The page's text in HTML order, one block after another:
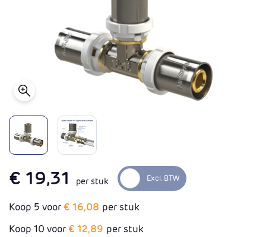
€ 19,31 per stuk
Koop 5 voor€ 16,08 per stuk
Koop 10 voor€ 12,89 per stuk